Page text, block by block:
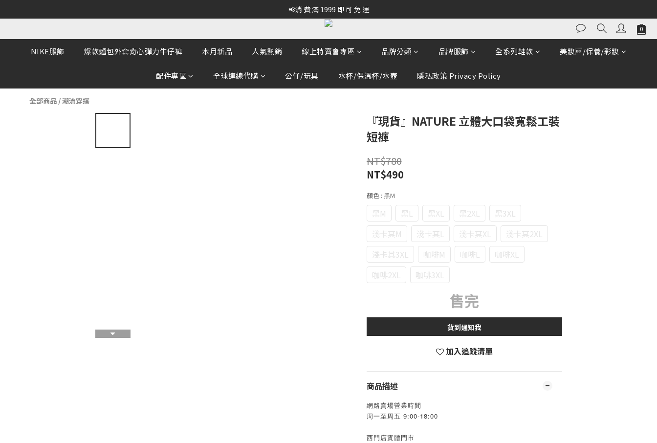
📢消 費 滿 1999 即 可 免 運
NIKE服飾 爆款麵包外套背心彈力牛仔褲 本月新品 人氣熱銷 線上特賣會專區 品牌分類 品牌服飾 全系列鞋款 美妝/保養/彩妝
配件專區 全球連線代購 公仔/玩具 水杯/保溫杯/水壺 隱私政策 Privacy Policy
全部商品 /潮流穿搭
『現貨』NATURE 立體大口袋寬鬆工裝
短褲
NT$780
NT$490
顏色 : 黑M
黑M 黑L 黑XL 黑2XL
黑3XL
淺卡其M
淺卡其L 淺卡其XL
淺卡其2XL
淺卡其3XL
咖啡M 咖啡L
咖啡XL
咖啡2XL
咖啡3XL
售完
貨到通知我
加入追蹤清單
商品描述
網路賣場營業時間
周一至周五 9:00-18:00
西門店實體門市